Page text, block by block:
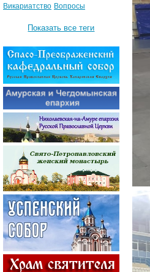
Викариатство Вопросы
Показать все теги